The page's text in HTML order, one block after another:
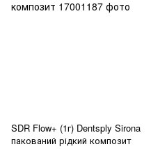
SDR Flow+ (1г) Dentsply Sirona
пакований рідкий композит